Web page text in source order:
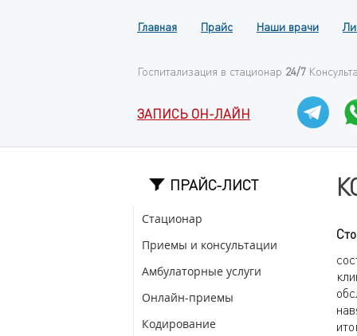
Главная Прайс Наши врачи
Госпитализация в стационар 24/7
ЗАПИСЬ ОН-ЛАЙН
ПРАЙС-ЛИСТ
Стационар
Приемы и консультации
Амбулаторные услуги
Онлайн-приемы
Кодирование